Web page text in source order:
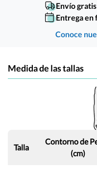
Envío
Entrega en
Conoce
Medida de las tallas
Talla
Contorno de
(cm)